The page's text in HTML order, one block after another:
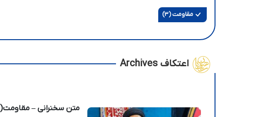
مقاومت (3)
اعتکاف Archives
متن سخنرانی – مقاومت(3) – شب سوم اعتکاف1403